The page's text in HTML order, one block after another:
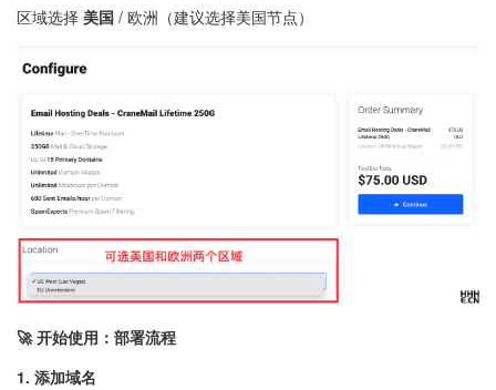
区域选择 美国 / 欧洲（建议选择美国节点）
🚀 开始使用：部署流程
1. 添加域名